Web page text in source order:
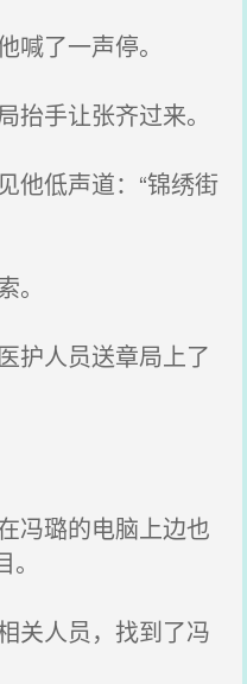
了一声停。
手让张齐过来。
他低声道：“锦绣街
护人员送章局上了
冯璐的电脑上边也
关人员，找到了冯